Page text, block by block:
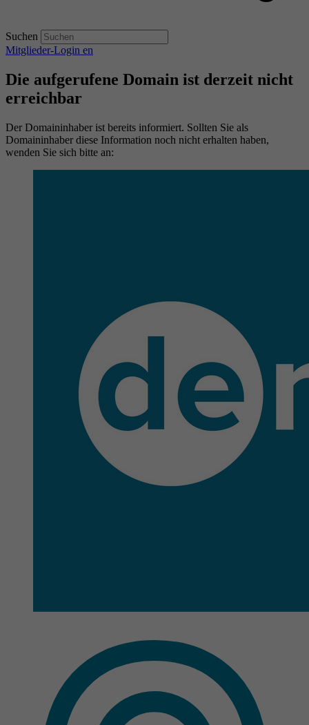
Suchen
Mitglieder-Login en
Die aufgerufene Domain ist derzeit nicht
erreichbar
Der Domaininhaber ist bereits informiert. Sollten Sie als
Domaininhaber diese Information noch nicht erhalten haben,
wenden Sie sich bitte an: